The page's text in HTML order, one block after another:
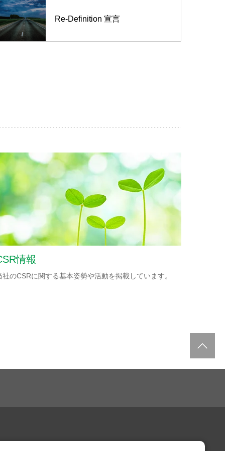
Re-Definition 宣言
情報
社のCSRに関する基本姿勢や活動を掲載しています。